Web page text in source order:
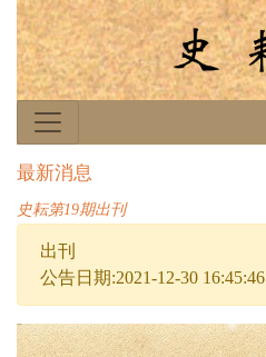
最新消息
史耘第19期出刊
出刊
公告日期:2021-12-30 16:45:46